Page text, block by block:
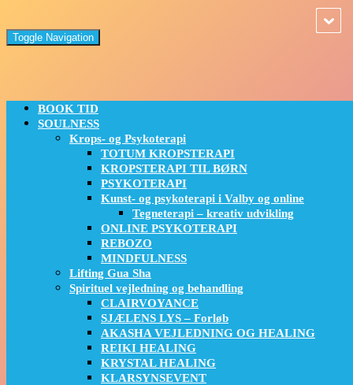
Toggle Navigation
BOOK TID
SOULNESS
Krops- og Psykoterapi
TOTUM KROPSTERAPI
KROPSTERAPI TIL BØRN
PSYKOTERAPI
Kunst- og psykoterapi i Valby og online
Tegneterapi – kreativ udvikling
ONLINE PSYKOTERAPI
REBOZO
MINDFULNESS
Lifting Gua Sha
Spirituel vejledning og behandling
CLAIRVOYANCE
SJÆLENS LYS – Forløb
AKASHA VEJLEDNING OG HEALING
REIKI HEALING
KRYSTAL HEALING
KLARSYNSEVENT